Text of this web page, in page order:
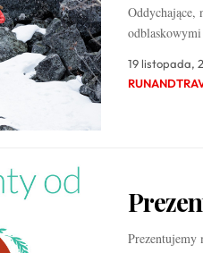
Oddychające,
19 listopada,
Prezentujemy